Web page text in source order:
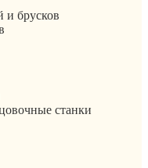
и брусков
станки